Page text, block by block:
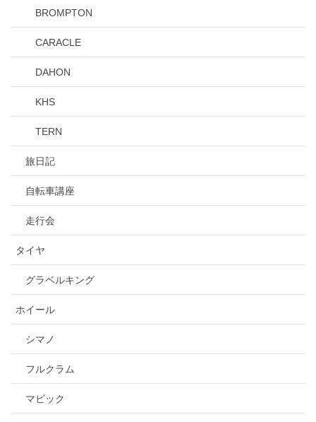
BROMPTON
CARACLE
DAHON
KHS
TERN
旅日記
自転車講座
走行会
タイヤ
グラベルキング
ホイール
シマノ
フルクラム
マビック